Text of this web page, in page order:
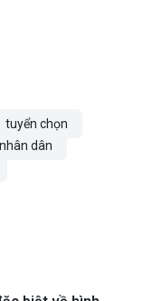
tuyển chọn
dân